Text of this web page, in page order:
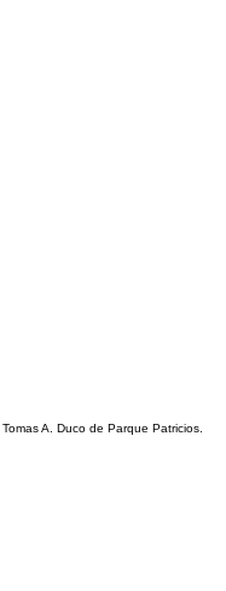
A. Duco de Parque Patricios.